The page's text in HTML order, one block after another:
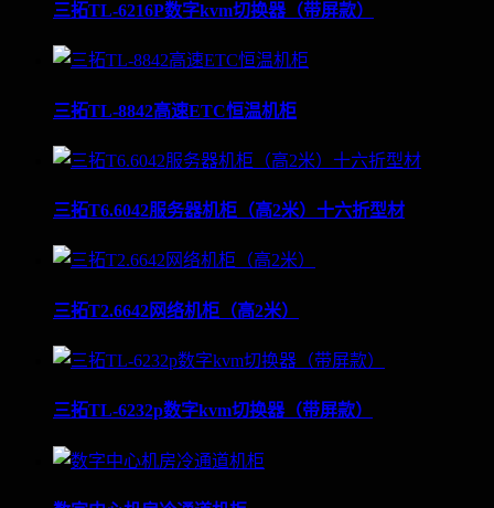
三拓TL-6216P数字kvm切换器（带屏款）
三拓TL-8842高速ETC恒温机柜
三拓T6.6042服务器机柜（高2米）十六折型材
三拓T2.6642网络机柜（高2米）
三拓TL-6232p数字kvm切换器（带屏款）